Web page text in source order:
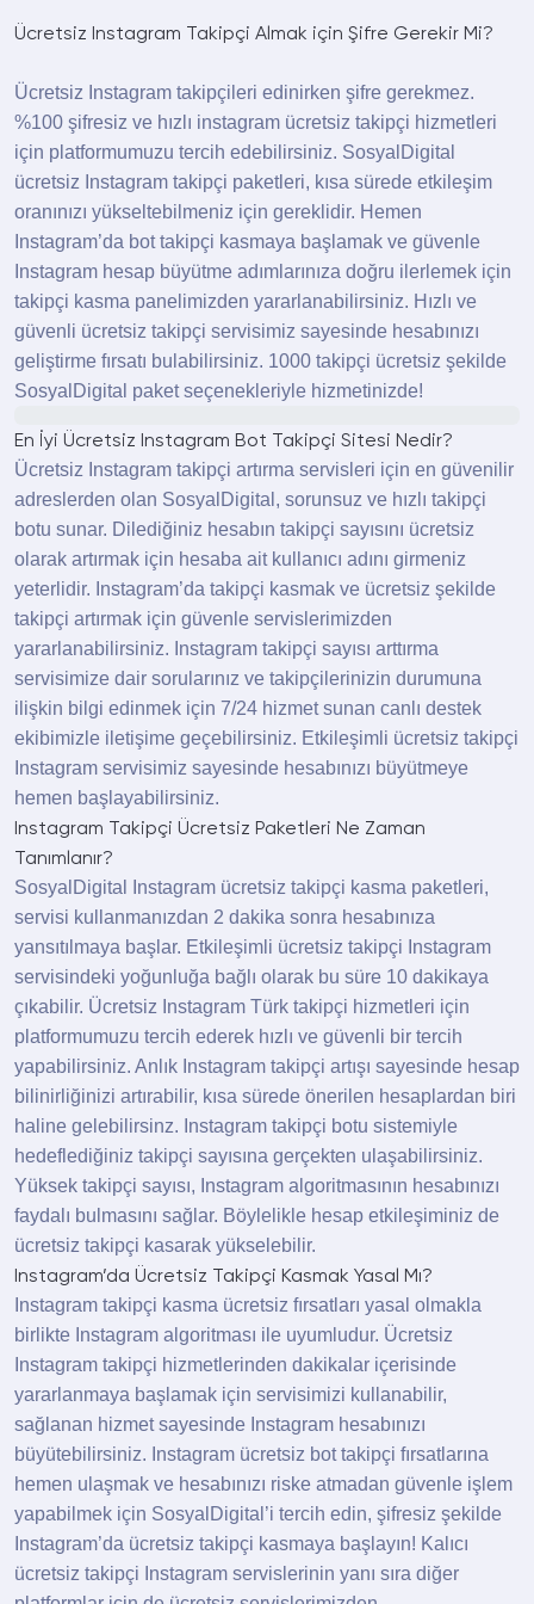
sağlanabilir. Bunun için takipçi ve etkileşim
ücretsiz takipçi olarak da bilinen takipçi satın alma
stratejileriyle ister işletme hesabınızı ister kişisel
hesabınızı daha fazla kullanıcıya ulaştırabilirsiniz.
Ücretsiz servislerde herhangi bir ücret gerekmez
ve az sayıda takipçi hesabınıza tanımlanır. Ücret
dahilinde olan instagram takipçi satın alma
hizmetleriyse yüksek sayıda takipçi sayısına
dakikalar içerisinde ulaşmanızı sağlar. Her iki
hizmet biçimi için de şifresiz şekilde işlem
yapmaktayız. Hesabınızın öne çıkarılmasında ve
etkileşim almasında sosyal medya paketlerimiz
Instagram Takipçi Aracı
Ücretsiz Mi?
Instagram ücretsiz takipçi paketleri tamamen
ücretsizdir. Herhangi bir şifre bilgisi gerekmeden
ve hiçbir ücret ödemeden hesabınızda yer alan
takipçileri çoğaltmak için platformumuz
aracılığıyla işlem gerçekleştirmeniz yeterlidir.
Tercih edeceğiniz Instagram ücretsiz takipçi ve
etkileşim paketlerine göre fiyatlandırma
uygulanmaktadır. Bu tür hizmetleri ücretsiz olarak
sunan üçüncü taraf uygulamaları ve platformlar
zaman zaman bazı güvenlik açıklarına neden olur.
avantajlarına sahip platformumuzda istediğiniz
etkileşim paketlerini satın alabilirsiniz. Ücret
dahilinde olan paket seçenekleri sayesinde daha
hızlı şekilde takipçi sayınızı yükseltebilirsiniz.
En iyi Instagram ücretsiz takipçi aracı olarak
profesyonel sosyal medya stratejilerini sizlere
sunan Sosyal Digital, sosyal medyada görünür
olmasınız ve hedef kitlenize daha hızlı ulaşarak
fenomen olma yolunda ilk adımı atmanızı sağlar.
Ücretsiz Instagram
Takipçi Aracı Kullandığım
Anlaşılır Mı?
Instagram ücretsiz takipçi servisleriyle hesabınızı
büyütmeye başladığınızda, hesabınıza gelen
takipçi profilleri fark edilmemektedir. Instagram’da
takipçi sayısını artırmak için birçok farklı yöntem
bulunuyor. Bu yöntemler doğrudan düzenli ve
kaliteli içerik üreterek uzun vadede organik olarak
sağlanabilir. Ancak bu zaman alacağı için takipçi
satın almak çok daha etkili bir yöntemdir. %100
Ücretsiz Instagram Takipçi Almak için Şifre Gerekir Mi?
Ücretsiz Instagram takipçileri edinirken şifre gerekmez.
%100 şifresiz ve hızlı instagram ücretsiz takipçi hizmetleri
için platformumuzu tercih edebilirsiniz. SosyalDigital
ücretsiz Instagram takipçi paketleri, kısa sürede etkileşim
oranınızı yükseltebilmeniz için gereklidir. Hemen
Instagram’da bot takipçi kasmaya başlamak ve güvenle
Instagram hesap büyütme adımlarınıza doğru ilerlemek için
takipçi kasma panelimizden yararlanabilirsiniz. Hızlı ve
güvenli ücretsiz takipçi servisimiz sayesinde hesabınızı
geliştirme fırsatı bulabilirsiniz. 1000 takipçi ücretsiz şekilde
SosyalDigital paket seçenekleriyle hizmetinizde!
En İyi Ücretsiz Instagram Bot Takipçi Sitesi Nedir?
Ücretsiz Instagram takipçi artırma servisleri için en güvenilir
adreslerden olan SosyalDigital, sorunsuz ve hızlı takipçi
botu sunar. Dilediğiniz hesabın takipçi sayısını ücretsiz
olarak artırmak için hesaba ait kullanıcı adını girmeniz
yeterlidir. Instagram’da takipçi kasmak ve ücretsiz şekilde
takipçi artırmak için güvenle servislerimizden
yararlanabilirsiniz. Instagram takipçi sayısı arttırma
servisimize dair sorularınız ve takipçilerinizin durumuna
ilişkin bilgi edinmek için 7/24 hizmet sunan canlı destek
ekibimizle iletişime geçebilirsiniz. Etkileşimli ücretsiz takipçi
Instagram servisimiz sayesinde hesabınızı büyütmeye
hemen başlayabilirsiniz.
Instagram Takipçi Ücretsiz Paketleri Ne Zaman
Tanımlanır?
SosyalDigital Instagram ücretsiz takipçi kasma paketleri,
servisi kullanmanızdan 2 dakika sonra hesabınıza
yansıtılmaya başlar. Etkileşimli ücretsiz takipçi Instagram
servisindeki yoğunluğa bağlı olarak bu süre 10 dakikaya
çıkabilir. Ücretsiz Instagram Türk takipçi hizmetleri için
platformumuzu tercih ederek hızlı ve güvenli bir tercih
yapabilirsiniz. Anlık Instagram takipçi artışı sayesinde hesap
bilinirliğinizi artırabilir, kısa sürede önerilen hesaplardan biri
haline gelebilirsinz. Instagram takipçi botu sistemiyle
hedeflediğiniz takipçi sayısına gerçekten ulaşabilirsiniz.
Yüksek takipçi sayısı, Instagram algoritmasının hesabınızı
faydalı bulmasını sağlar. Böylelikle hesap etkileşiminiz de
ücretsiz takipçi kasarak yükselebilir.
Instagram’da Ücretsiz Takipçi Kasmak Yasal Mı?
Instagram takipçi kasma ücretsiz fırsatları yasal olmakla
birlikte Instagram algoritması ile uyumludur. Ücretsiz
Instagram takipçi hizmetlerinden dakikalar içerisinde
yararlanmaya başlamak için servisimizi kullanabilir,
sağlanan hizmet sayesinde Instagram hesabınızı
büyütebilirsiniz. Instagram ücretsiz bot takipçi fırsatlarına
hemen ulaşmak ve hesabınızı riske atmadan güvenle işlem
yapabilmek için SosyalDigital’i tercih edin, şifresiz şekilde
Instagram’da ücretsiz takipçi kasmaya başlayın! Kalıcı
ücretsiz takipçi Instagram servislerinin yanı sıra diğer